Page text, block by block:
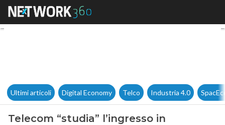
Telecom “studia” l’ingresso
Ultimi articoli Digital Economy Telco Industria 4.0
Telecom “studia” l’ingresso in